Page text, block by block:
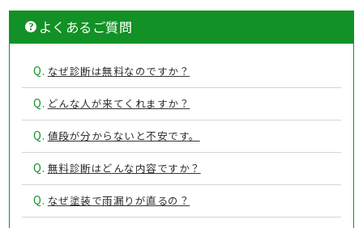
よくあるご質問
Q. なぜ診断は無料なのですか？
Q. どんな人が来てくれますか？
Q. 値段が分からないと不安です。
Q. 無料診断はどんな内容ですか？
Q. なぜ塗装で雨漏りが直るの？